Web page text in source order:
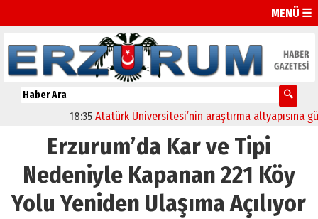
MENÜ ☰
18:35 Atatürk Üniversitesi’nin araştırma altyapısına güçlü
Erzurum’da Kar ve Tipi
Nedeniyle Kapanan 221 Köy
Yolu Yeniden Ulaşıma Açılıyor